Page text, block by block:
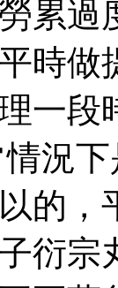
累過
時
一段
況
的，
衍